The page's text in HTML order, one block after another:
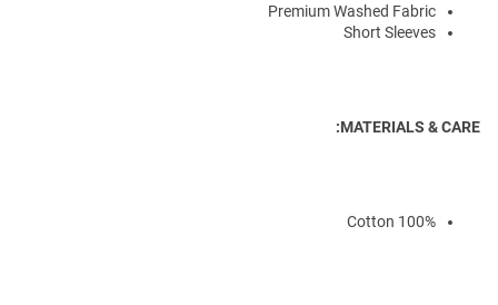
Premium Washed Fabric
Short Sleeves
MATERIALS & CARE:
100% Cotton